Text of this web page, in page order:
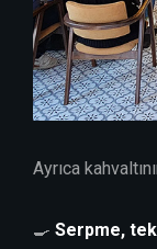
Ayrıca
🍳 Serpme,